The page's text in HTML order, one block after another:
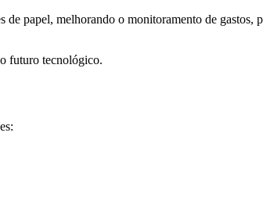
papel, melhorando o monitoramento de gastos,
futuro tecnológico.